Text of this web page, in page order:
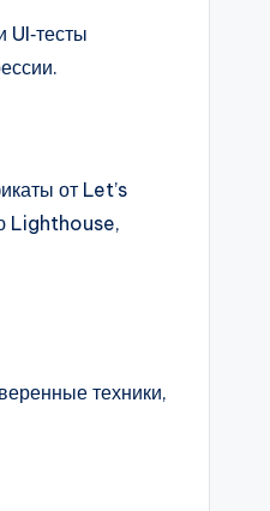
от Let’s
Lighthouse,
техники,